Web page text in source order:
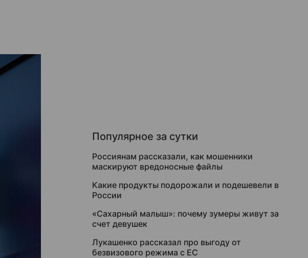
Популярное за сутки
Россиянам рассказали, как мошенники
маскируют вредоносные файлы
Какие продукты подорожали и подешевели в
России
«Сахарный малыш»: почему зумеры живут за
счет девушек
Лукашенко рассказал про выгоду от
безвизового режима с ЕС